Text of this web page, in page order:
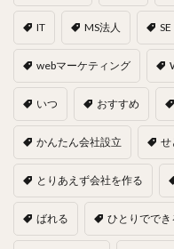
IT MS法人 SE
webマーケティング
いつ おすすめ
かんたん会社設立 せ
とりあえず会社を作る
ばれる ひとりででき